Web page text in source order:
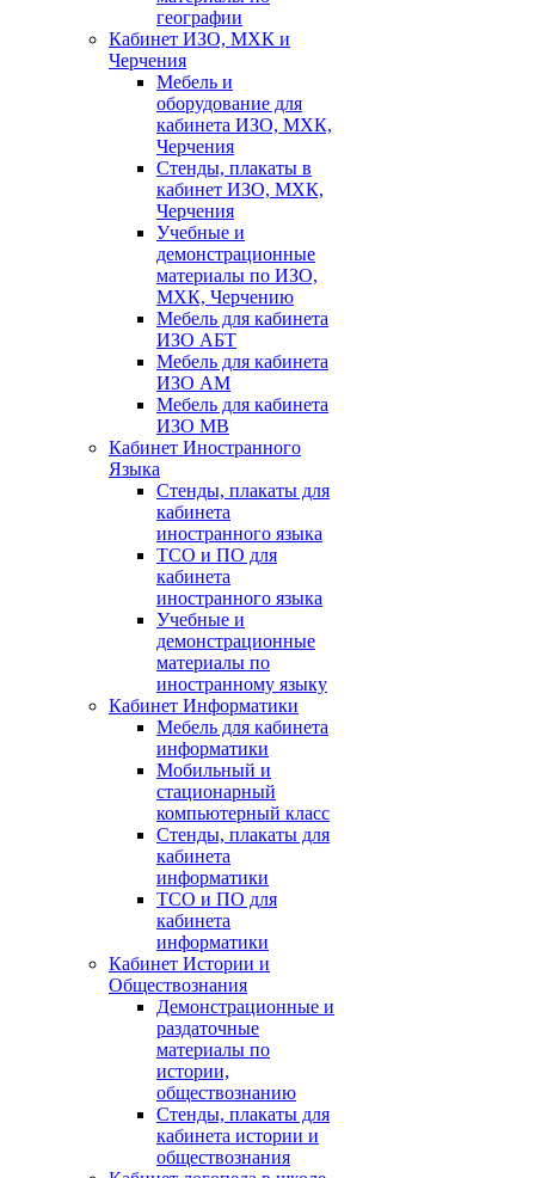
географии
Кабинет ИЗО, МХК и
Черчения
Мебель и
оборудование для
кабинета ИЗО, МХК,
Черчения
Стенды, плакаты в
кабинет ИЗО, МХК,
Черчения
Учебные и
демонстрационные
материалы по ИЗО,
МХК, Черчению
Мебель для кабинета
ИЗО АБТ
Мебель для кабинета
ИЗО АМ
Мебель для кабинета
ИЗО МВ
Кабинет Иностранного
Языка
Стенды, плакаты для
кабинета
иностранного языка
ТСО и ПО для
кабинета
иностранного языка
Учебные и
демонстрационные
материалы по
иностранному языку
Кабинет Информатики
Мебель для кабинета
информатики
Мобильный и
стационарный
компьютерный класс
Стенды, плакаты для
кабинета
информатики
ТСО и ПО для
кабинета
информатики
Кабинет Истории и
Обществознания
Демонстрационные и
раздаточные
материалы по
истории,
обществознанию
Стенды, плакаты для
кабинета истории и
обществознания